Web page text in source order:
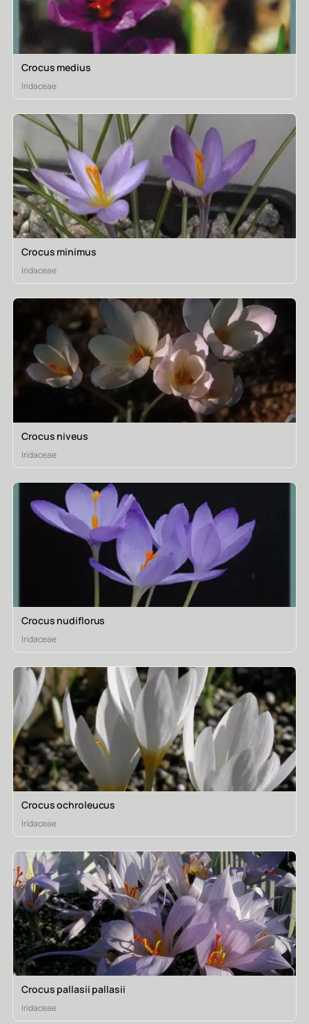
Crocus medius
Iridaceae
Crocus minimus
Iridaceae
Crocus niveus
Iridaceae
Crocus nudiflorus
Iridaceae
Crocus ochroleucus
Iridaceae
Crocus pallasii pallasii
Iridaceae